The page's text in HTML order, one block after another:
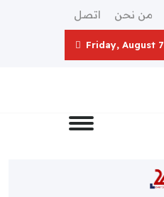
من نحن اتصل
Friday, August 7